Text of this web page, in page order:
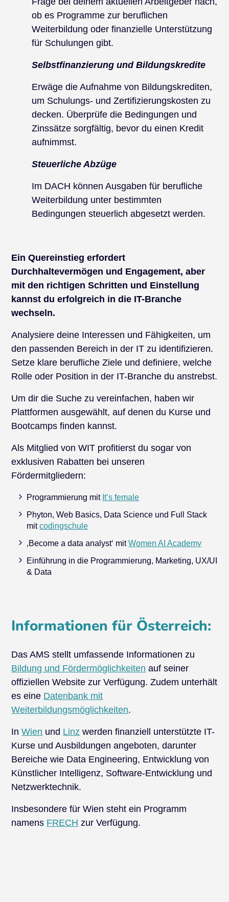
ob es Programme zur beruflichen
Weiterbildung oder finanzielle Unterstützung
für Schulungen gibt.
Selbstfinanzierung und Bildungskredite
Erwäge die Aufnahme von Bildungskrediten,
um Schulungs- und Zertifizierungskosten zu
decken. Überprüfe die Bedingungen und
Zinssätze sorgfältig, bevor du einen Kredit
aufnimmst.
Steuerliche Abzüge
Im DACH können Ausgaben für berufliche
Weiterbildung unter bestimmten
Bedingungen steuerlich abgesetzt werden.
Ein Quereinstieg erfordert
Durchhaltevermögen und Engagement, aber
mit den richtigen Schritten und Einstellung
kannst du erfolgreich in die IT-Branche
wechseln.
Analysiere deine Interessen und Fähigkeiten, um
den passenden Bereich in der IT zu identifizieren.
Setze klare berufliche Ziele und definiere, welche
Rolle oder Position in der IT-Branche du anstrebst.
Um dir die Suche zu vereinfachen, haben wir
Plattformen ausgewählt, auf denen du Kurse und
Bootcamps finden kannst.
Als Mitglied von WIT profitierst du sogar von
exklusiven Rabatten bei unseren
Fördermitgliedern:
Programmierung mit It’s female
Phyton, Web Basics, Data Science und Full Stack
mitcodingschule
‚Become a data analyst‘ mitWomen AI Academy
Einführung in die Programmierung, Marketing, UX/UI
& Data
Informationen für Österreich:
Das AMS stellt umfassende Informationen zu
Bildung und Fördermöglichkeiten auf seiner
offiziellen Website zur Verfügung. Zudem unterhält
es eine Datenbank mit
Weiterbildungsmöglichkeiten.
InWien und Linz werden finanziell unterstützte IT-
Kurse und Ausbildungen angeboten, darunter
Bereiche wie Data Engineering, Entwicklung von
Künstlicher Intelligenz, Software-Entwicklung und
Netzwerktechnik.
Insbesondere für Wien steht ein Programm
namens FRECH zur Verfügung.